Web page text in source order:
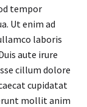
tempor
Ut enim ad
laboris
aute irure
cillum dolore
cupidatat
mollit anim